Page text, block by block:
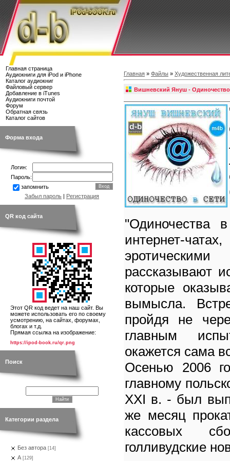
Главная страница
Аудиокниги для iPod и iPhone
Каталог аудиокниг
Файловый сервер
Добавление в iTunes
Аудиокниги почтой
Форум
Обратная связь
Каталог сайтов
Форма входа
Логин:
Пароль:
запомнить
Забыл пароль | Регистрация
QR код сайта
Этот QR код ведет на наш сайт. Вы
можете использовать его по своему
усмотрению, на сайтах, форумах,
блогах и т.д.
Прямая ссылка на изображение:
https://ipod-book.ru/qr.png
Поиск
Категории раздела
Без автора [14]
А [129]
Главная » Файлы » Художественная
Вишневский Януш -
"Одиночества
интернет-
рассказывают
которые
вымысла.
пройдя не
главным
окажется сама
Осенью 2006
главному
XXI в. - был
же месяц
кассовых
голливудские